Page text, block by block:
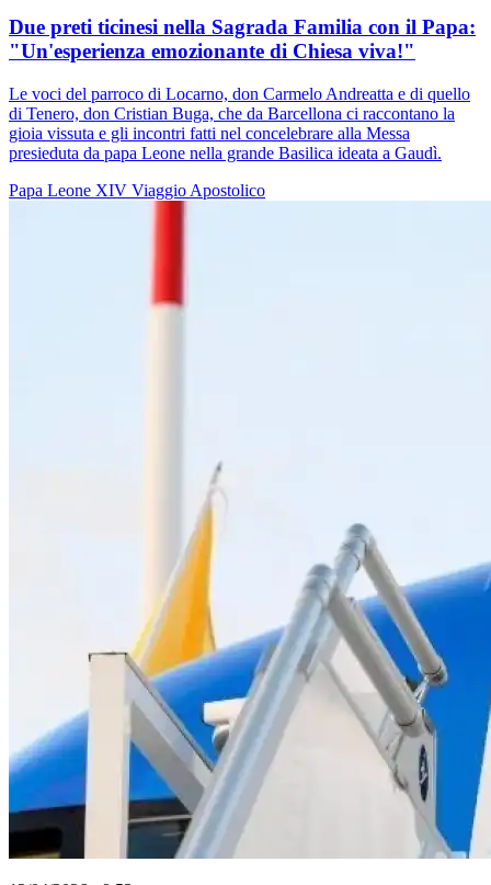
Due preti ticinesi nella Sagrada Familia con il Papa:
"Un'esperienza emozionante di Chiesa viva!"
Le voci del parroco di Locarno, don Carmelo Andreatta e di quello
di Tenero, don Cristian Buga, che da Barcellona ci raccontano la
gioia vissuta e gli incontri fatti nel concelebrare alla Messa
presieduta da papa Leone nella grande Basilica ideata a Gaudì.
Papa Leone XIV Viaggio Apostolico